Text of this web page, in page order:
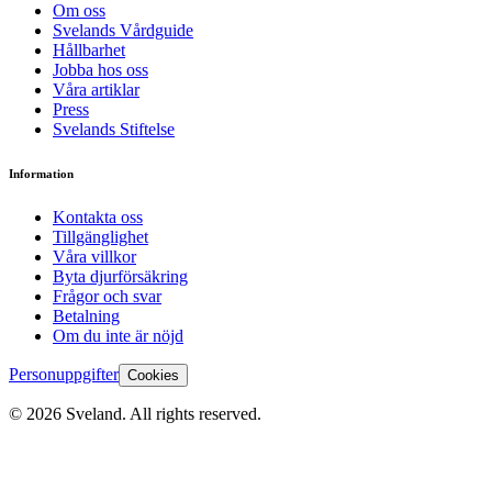
Om oss
Svelands Vårdguide
Hållbarhet
Jobba hos oss
Våra artiklar
Press
Svelands Stiftelse
Information
Kontakta oss
Tillgänglighet
Våra villkor
Byta djurförsäkring
Frågor och svar
Betalning
Om du inte är nöjd
Personuppgifter Cookies
© 2026 Sveland. All rights reserved.